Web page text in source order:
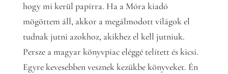
hogy mi kerül papírra. Ha a Móra kiadó
mögöttem áll, akkor a megálmodott világok el
tudnak jutni azokhoz, akikhez el kell jutniuk.
Persze a magyar könyvpiac eléggé telített és kicsi.
Egyre kevesebben vesznek kezükbe könyveket. Én